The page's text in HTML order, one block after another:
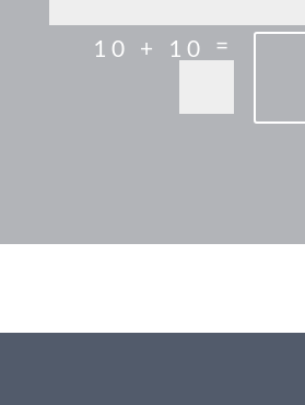
10 + 10 =
ac
b
es
n
m ri h
e